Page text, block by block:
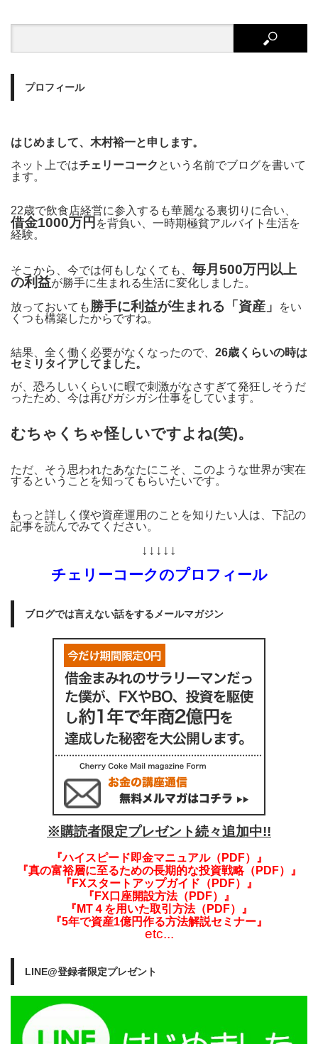
プロフィール
はじめまして、木村裕一と申します。
ネット上ではチェリーコーク という名前でブログを書いて
ます。
22歳で飲食店経営に参入するも華麗なる裏切りに合い、
借金1000万円 を背負い、一時期極貧アルバイト生活を
経験。
そこから、今では何もしなくても、 毎月500万円以上
の利益が勝手に生まれる生活に変化しました。
放っておいても 勝手に利益が生まれる「資産」
をい
くつも構築したからですね。
結果、全く働く必要がなくなったので、 26歳くらいの時は
セミリタイアしてました。
が、恐ろしいくらいに暇で刺激がなさすぎて発狂しそうだ
ったため、今は再びガシガシ仕事をしています。
むちゃくちゃ怪しいですよね(笑)。
ただ、そう思われたあなたにこそ、このような世界が実在
するということを知ってもらいたいです。
もっと詳しく僕や資産運用のことを知りたい人は、下記の
記事を読んでみてください。
↓↓↓↓↓
チェリーコークのプロフィール
ブログでは言えない話をするメールマガジン
※購読者限定プレゼント続々追加中!!
『ハイスピード即金マニュアル（PDF）』
『真の富裕層に至るための長期的な投資戦略（PDF）』
『FXスタートアップガイド（PDF）』
『FX口座開設方法（PDF）』
『MT４を用いた取引方法（PDF）』
『5年で資産1億円作る方法解説セミナー』
etc...
LINE@登録者限定プレゼント